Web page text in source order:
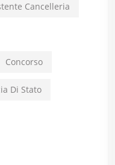
Cancelleria
Concorso
Di Stato